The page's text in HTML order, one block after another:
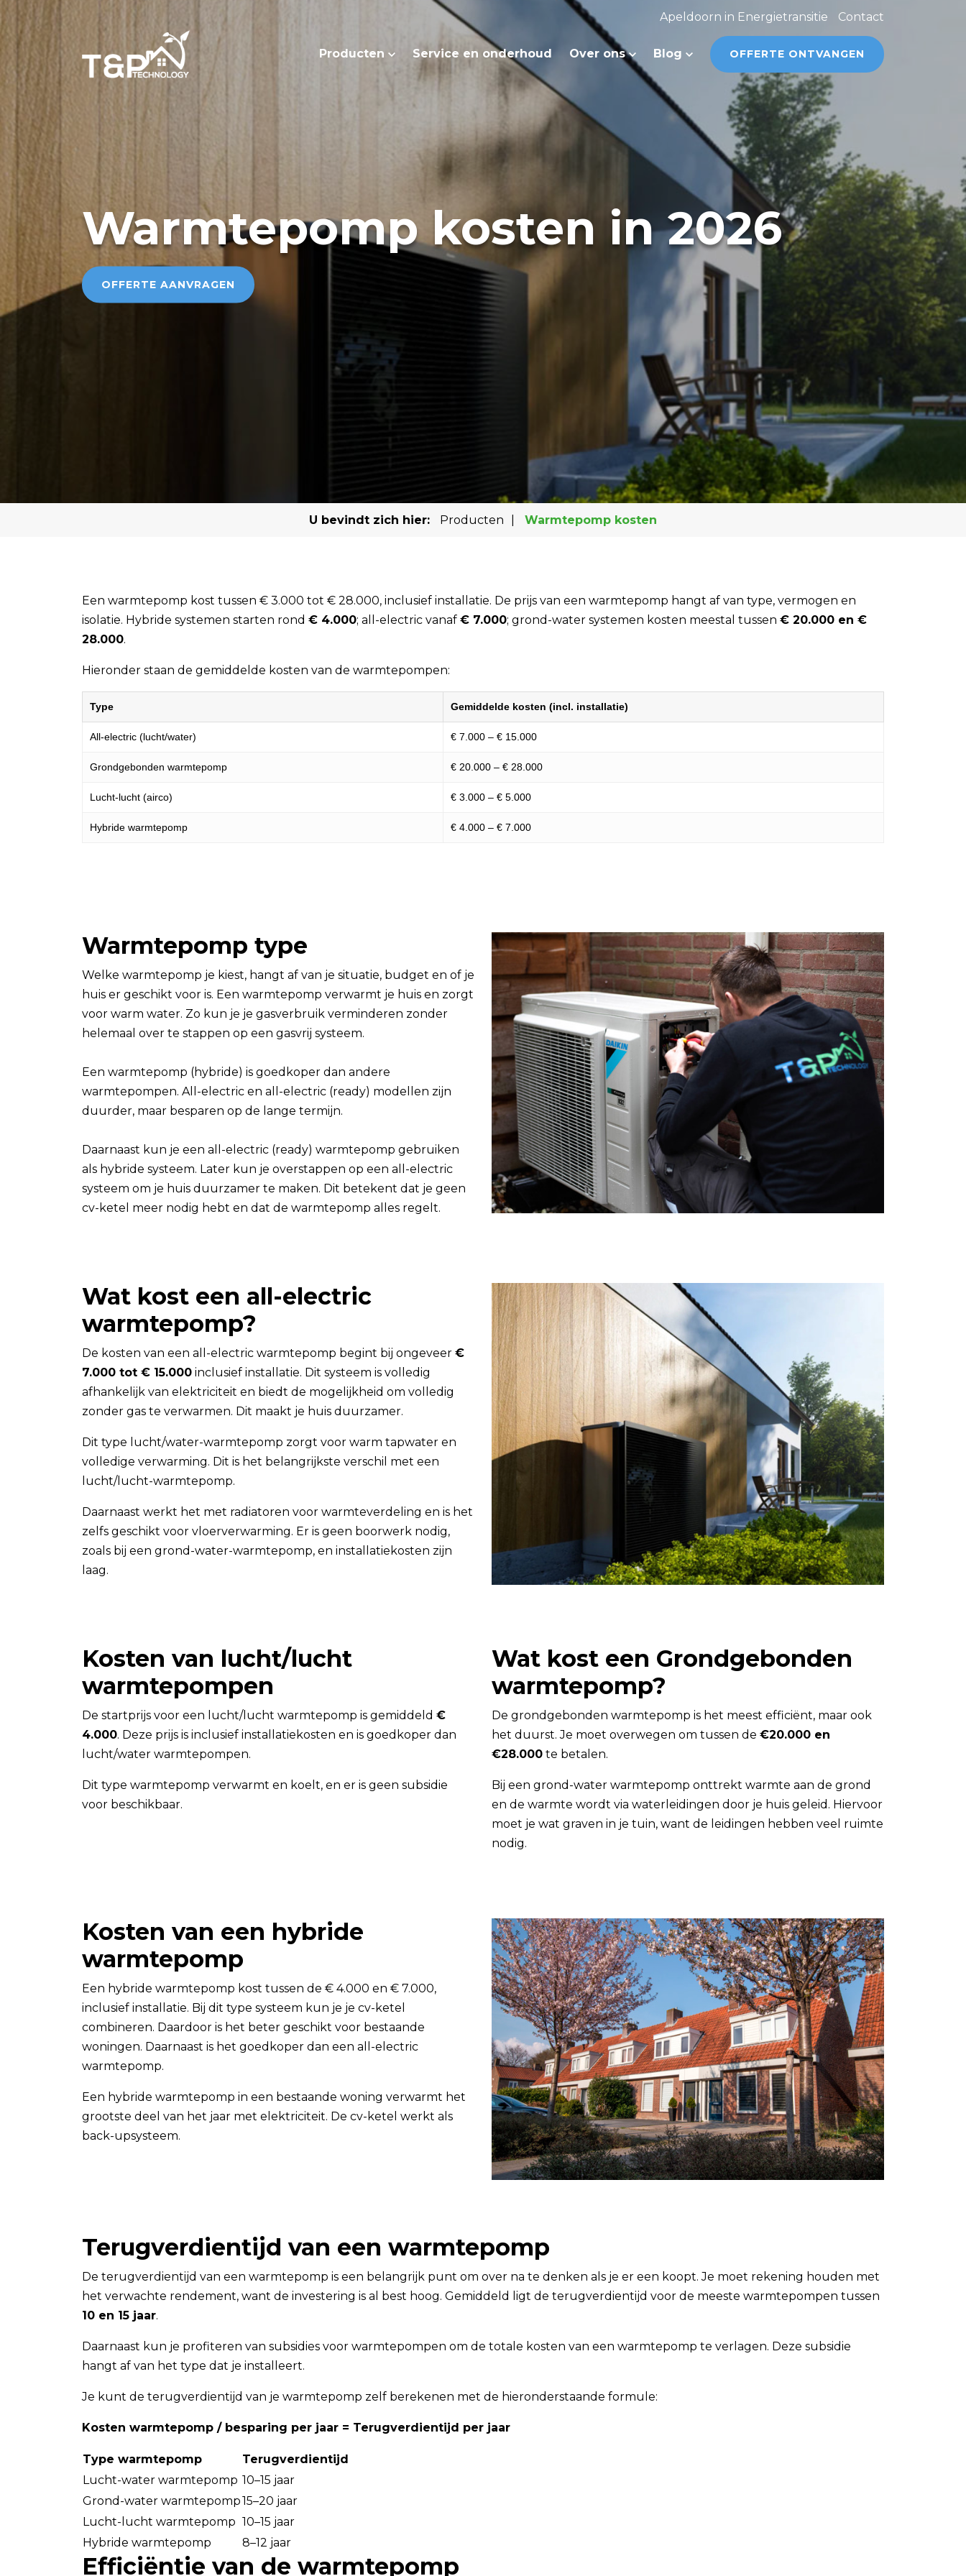
Apeldoorn in Energietransitie Contact
Producten Service en onderhoud Over ons Blog OFFERTE ONTVANGEN
Warmtepomp kosten in 2026
OFFERTE AANVRAGEN
U bevindt zich hier: Producten Warmtepomp kosten
Een warmtepomp kost tussen € 3.000 tot € 28.000, inclusief installatie. De prijs van een warmtepomp hangt af van type, vermogen en
isolatie. Hybride systemen starten rond € 4.000; all-electric vanaf € 7.000; grond-water systemen kosten meestal tussen € 20.000 en €
28.000.
Hieronder staan de gemiddelde kosten van de warmtepompen:
Type Gemiddelde kosten (incl. installatie)
All-electric (lucht/water) € 7.000 – € 15.000
Grondgebonden warmtepomp € 20.000 – € 28.000
Lucht-lucht (airco) € 3.000 – € 5.000
Hybride warmtepomp € 4.000 – € 7.000
Warmtepomp type
Welke warmtepomp je kiest, hangt af van je situatie, budget en of je
huis er geschikt voor is. Een warmtepomp verwarmt je huis en zorgt
voor warm water. Zo kun je je gasverbruik verminderen zonder
helemaal over te stappen op een gasvrij systeem.
Een warmtepomp (hybride) is goedkoper dan andere
warmtepompen. All-electric en all-electric (ready) modellen zijn
duurder, maar besparen op de lange termijn.
Daarnaast kun je een all-electric (ready) warmtepomp gebruiken
als hybride systeem. Later kun je overstappen op een all-electric
systeem om je huis duurzamer te maken. Dit betekent dat je geen
cv-ketel meer nodig hebt en dat de warmtepomp alles regelt.
Wat kost een all-electric
warmtepomp?
De kosten van een all-electric warmtepomp begint bij ongeveer €
7.000 tot € 15.000 inclusief installatie. Dit systeem is volledig
afhankelijk van elektriciteit en biedt de mogelijkheid om volledig
zonder gas te verwarmen. Dit maakt je huis duurzamer.
Dit type lucht/water-warmtepomp zorgt voor warm tapwater en
volledige verwarming. Dit is het belangrijkste verschil met een
lucht/lucht-warmtepomp.
Daarnaast werkt het met radiatoren voor warmteverdeling en is het
zelfs geschikt voor vloerverwarming. Er is geen boorwerk nodig,
zoals bij een grond-water-warmtepomp, en installatiekosten zijn
laag.
Kosten van lucht/lucht
warmtepompen
De startprijs voor een lucht/lucht warmtepomp is gemiddeld €
4.000. Deze prijs is inclusief installatiekosten en is goedkoper dan
lucht/water warmtepompen.
Dit type warmtepomp verwarmt en koelt, en er is geen subsidie
voor beschikbaar.
Wat kost een Grondgebonden
warmtepomp?
De grondgebonden warmtepomp is het meest efficiënt, maar ook
het duurst. Je moet overwegen om tussen de €20.000 en
€28.000 te betalen.
Bij een grond-water warmtepomp onttrekt warmte aan de grond
en de warmte wordt via waterleidingen door je huis geleid. Hiervoor
moet je wat graven in je tuin, want de leidingen hebben veel ruimte
nodig.
Kosten van een hybride
warmtepomp
Een hybride warmtepomp kost tussen de € 4.000 en € 7.000,
inclusief installatie. Bij dit type systeem kun je je cv-ketel
combineren. Daardoor is het beter geschikt voor bestaande
woningen. Daarnaast is het goedkoper dan een all-electric
warmtepomp.
Een hybride warmtepomp in een bestaande woning verwarmt het
grootste deel van het jaar met elektriciteit. De cv-ketel werkt als
back-upsysteem.
Terugverdientijd van een warmtepomp
De terugverdientijd van een warmtepomp is een belangrijk punt om over na te denken als je er een koopt. Je moet rekening houden met
het verwachte rendement, want de investering is al best hoog. Gemiddeld ligt de terugverdientijd voor de meeste warmtepompen tussen
10 en 15 jaar.
Daarnaast kun je profiteren van subsidies voor warmtepompen om de totale kosten van een warmtepomp te verlagen. Deze subsidie
hangt af van het type dat je installeert.
Je kunt de terugverdientijd van je warmtepomp zelf berekenen met de hieronderstaande formule:
Kosten warmtepomp / besparing per jaar = Terugverdientijd per jaar
Type warmtepomp
Terugverdientijd
Lucht-water warmtepomp 10–15 jaar
Grond-water warmtepomp15–20 jaar
Lucht-lucht warmtepomp 10–15 jaar
Hybride warmtepomp
8–12 jaar
Efficiëntie van de warmtepomp